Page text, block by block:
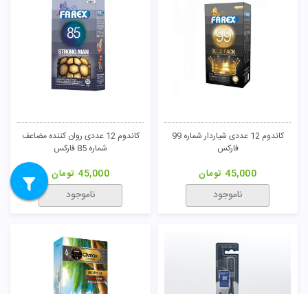
کاندوم 12 عددی شیاردار شماره 99
فارکس
45,000 تومان
ناموجود
کاندوم 12 عددی روان کننده مضاعف
شماره 85 فارکس
45,000 تومان
ناموجود